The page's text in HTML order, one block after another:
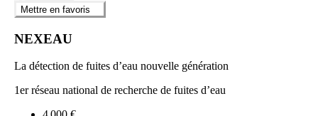
Mettre en favoris
NEXEAU
La détection de fuites d’eau nouvelle génération
1er réseau national de recherche de fuites d’eau